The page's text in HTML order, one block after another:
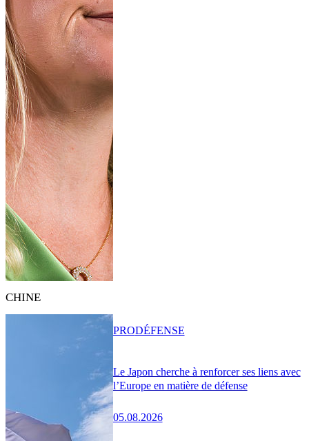
CHINE
Le Japon cherche à renforcer ses liens avec
l’Europe en matière de défense
05.08.2026
PRODÉFENSE